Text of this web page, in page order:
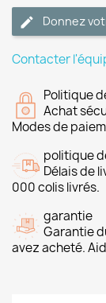
Donnez
Contacter
Politique
Achat
Modes de
politique
Délais de
000 colis livrés.
garantie
Garantie
avez acheté.